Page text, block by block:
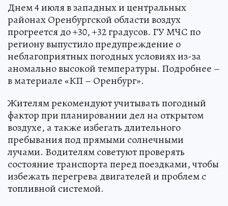
Днем 4 июля в западных и центральных
районах Оренбургской области воздух
прогреется до +30, +32 градусов. ГУ МЧС по
региону выпустило предупреждение о
неблагоприятных погодных условиях из-за
аномально высокой температуры. Подробнее –
в материале «КП – Оренбург».
Жителям рекомендуют учитывать погодный
фактор при планировании дел на открытом
воздухе, а также избегать длительного
пребывания под прямыми солнечными
лучами. Водителям советуют проверять
состояние транспорта перед поездками, чтобы
избежать перегрева двигателей и проблем с
топливной системой.